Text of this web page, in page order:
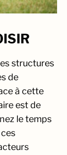
structures
de
à cette
est de
le temps